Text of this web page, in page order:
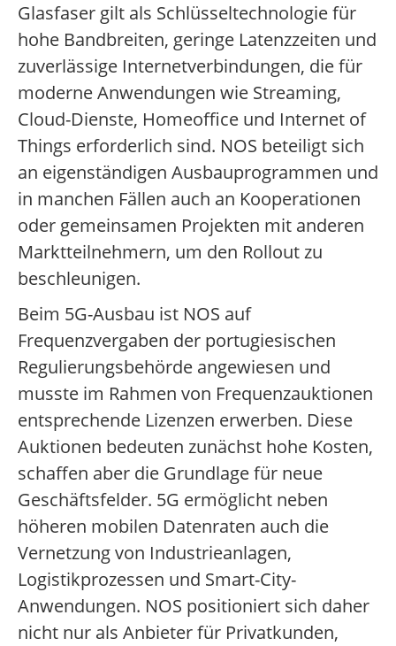
Glasfaser gilt als Schlüsseltechnologie für
hohe Bandbreiten, geringe Latenzzeiten und
zuverlässige Internetverbindungen, die für
moderne Anwendungen wie Streaming,
Cloud-Dienste, Homeoffice und Internet of
Things erforderlich sind. NOS beteiligt sich
an eigenständigen Ausbauprogrammen und
in manchen Fällen auch an Kooperationen
oder gemeinsamen Projekten mit anderen
Marktteilnehmern, um den Rollout zu
beschleunigen.
Beim 5G-Ausbau ist NOS auf
Frequenzvergaben der portugiesischen
Regulierungsbehörde angewiesen und
musste im Rahmen von Frequenzauktionen
entsprechende Lizenzen erwerben. Diese
Auktionen bedeuten zunächst hohe Kosten,
schaffen aber die Grundlage für neue
Geschäftsfelder. 5G ermöglicht neben
höheren mobilen Datenraten auch die
Vernetzung von Industrieanlagen,
Logistikprozessen und Smart-City-
Anwendungen. NOS positioniert sich daher
nicht nur als Anbieter für Privatkunden,